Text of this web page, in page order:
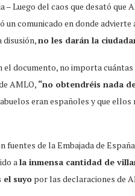
– Luego del caos que desató que
un comunicado en donde
disusión,no les darán la
el documento, no importa
AMLO, “no obtendréis nada
eran españoles y que
fuentes de la Embajada de
ala inmensa cantidad de
el suyo por las declaraciones de